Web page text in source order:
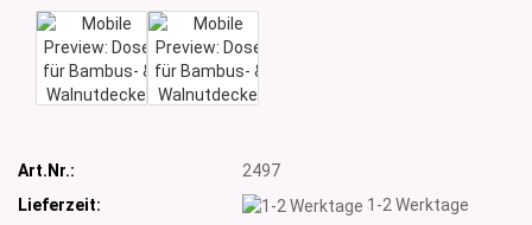
Art.Nr.:
2497
Lieferzeit:
1-2 Werktage